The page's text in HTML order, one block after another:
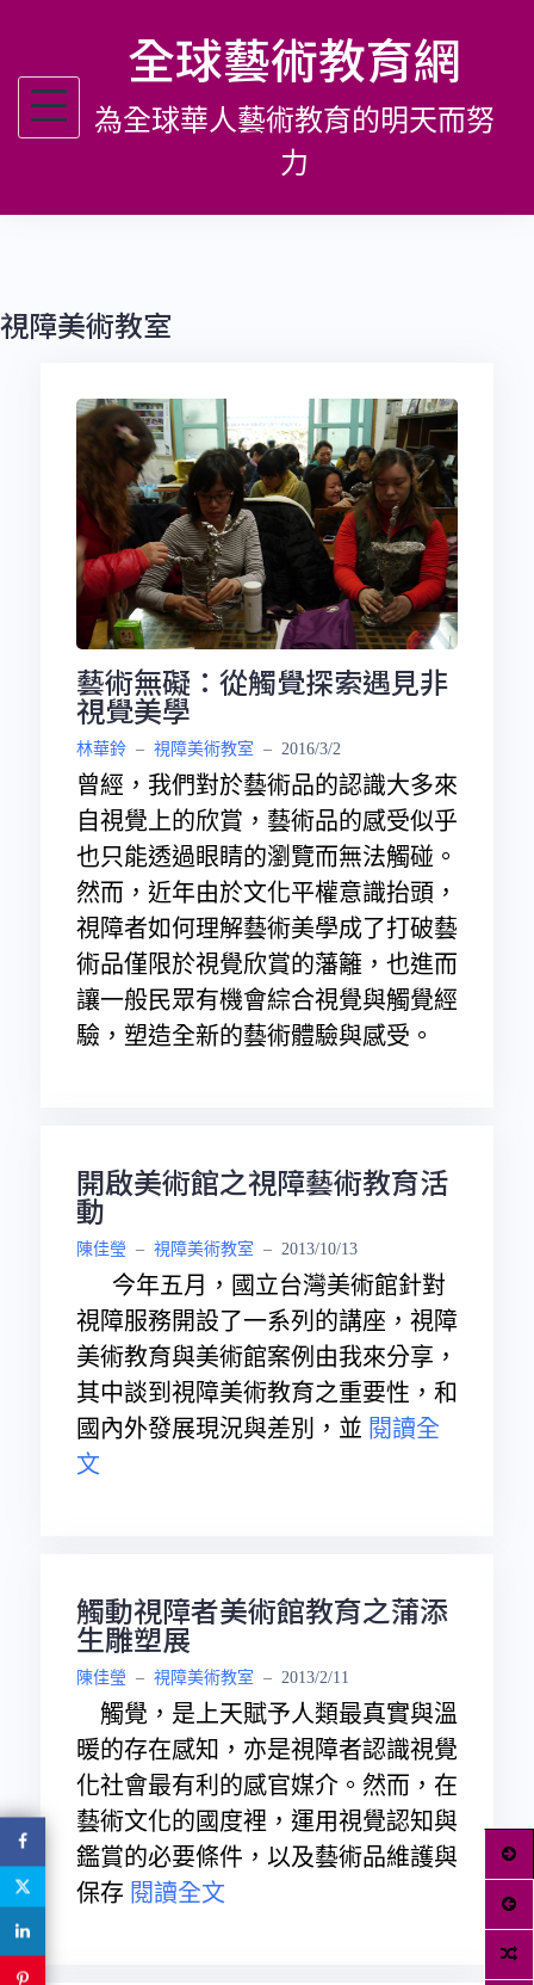
主
全球藝術教育網
為全球華人藝術教育的明天而努
力
視障美術教室
藝術無礙：從觸覺探索遇見非
視覺美學
林華鈴 – 視障美術教室 – 2016/3/2
曾經，我們對於藝術品的認識大多來
自視覺上的欣賞，藝術品的感受似乎
也只能透過眼睛的瀏覽而無法觸碰。
然而，近年由於文化平權意識抬頭，
視障者如何理解藝術美學成了打破藝
術品僅限於視覺欣賞的藩籬，也進而
讓一般民眾有機會綜合視覺與觸覺經
驗，塑造全新的藝術體驗與感受。
開啟美術館之視障藝術教育活
動
陳佳瑩 – 視障美術教室 – 2013/10/13
今年五月，國立台灣美術館針對
視障服務開設了一系列的講座，視障
美術教育與美術館案例由我來分享，
其中談到視障美術教育之重要性，和
國內外發展現況與差別，並 閱讀全
文
觸動視障者美術館教育之蒲添
生雕塑展
陳佳瑩 – 視障美術教室 – 2013/2/11
觸覺，是上天賦予人類最真實與溫
暖的存在感知，亦是視障者認識視覺
化社會最有利的感官媒介。然而，在
藝術文化的國度裡，運用視覺認知與
鑑賞的必要條件，以及藝術品維護與
保存 閱讀全文